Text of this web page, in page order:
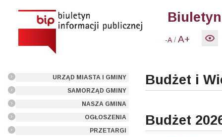
-A /A+
URZĄD MIASTA I GMINY
SAMORZĄD GMINY
NASZA GMINA
OGŁOSZENIA
PRZETARGI
Budżet i
Budżet